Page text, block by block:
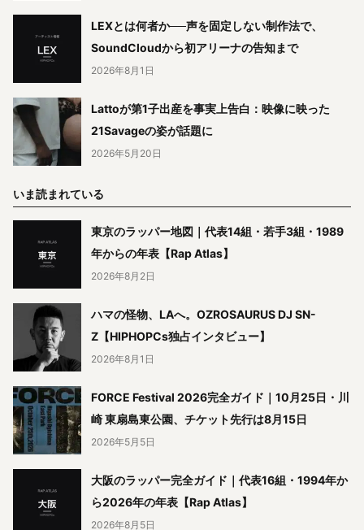
LEXとは何者か──声を固定しない制作法で、
SoundCloudから初アリーナの告知まで
2026年8月1日
Lattoが第1子出産を事実上告白：映像に映った
21Savageの姿が話題に
2026年5月20日
いま読まれている
東京のラッパー地図｜代表14組・若手3組・1989
年からの年表【Rap Atlas】
2026年8月2日
ハマの怪物、LAへ。OZROSAURUS DJ SN-
Z【HIPHOPCs独占インタビュー】
2026年8月1日
FORCE Festival 2026完全ガイド｜10月25日・川
崎 東扇島東公園、チケット先行は8月15日
2026年5月5日
大阪のラッパー完全ガイド｜代表16組・1994年か
ら2026年の年表【Rap Atlas】
2026年8月5日